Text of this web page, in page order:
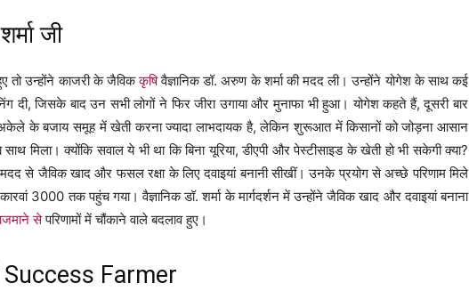
जी
तो उन्होंने काजरी के जैविककृषिवैज्ञानिक डॉ. अरुण के शर्मा की मदद ली। उन्होंने योगेश के साथ कई
दी, जिसके बाद उन सभी लोगों ने फिर जीरा उगाया और मुनाफा भी हुआ। योगेश कहते हैं, दूसरी बार
के बजाय समूह में खेती करना ज्यादा लाभदायक है, लेकिन शुरूआत में किसानों को जोड़ना आसान
साथ मिला। क्योंकि सवाल ये भी था कि बिना यूरिया, डीएपी और पेस्टीसाइड के खेती हो भी सकेगी क्या?
मदद से जैविक खाद और फसल रक्षा के लिए दवाइयां बनानी सीखीं। उनके प्रयोग से अच्छे परिणाम मिले
3000 तक पहुंच गया। वैज्ञानिक डॉ. शर्मा के मार्गदर्शन में उन्होंने जैविक खाद और दवाइयां बनाना
सेपरिणामों में चौंकाने वाले बदलाव हुए।
Success Farmer